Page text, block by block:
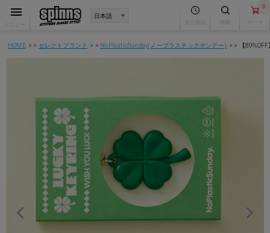
0
HOME セレクトブランド NoPlasticSunday(ノープラスチックサンデー) 【